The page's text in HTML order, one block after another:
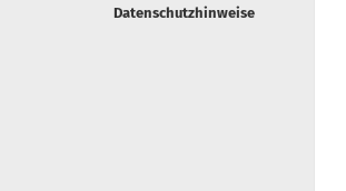
Datenschutzhinweise